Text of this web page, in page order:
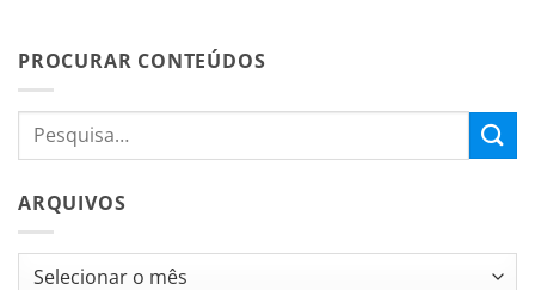
PROCURAR CONTEÚDOS
ARQUIVOS
Arquivos